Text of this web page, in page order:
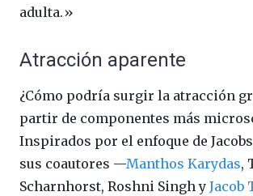
adulta.»
Atracción aparente
¿Cómo podría surgir la atracción
partir de componentes más
Inspirados por el enfoque de
sus coautores —Manthos Karydas,
Scharnhorst, Roshni Singh y Jacob